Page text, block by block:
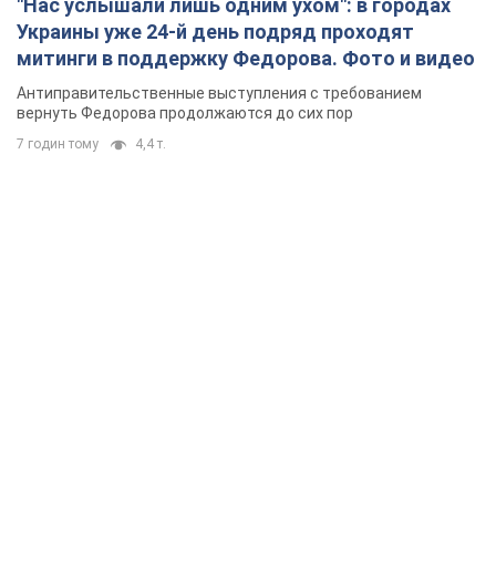
Украины уже 24-й день подряд проходят
митинги в поддержку Федорова. Фото и видео
Антиправительственные выступления с требованием
вернуть Федорова продолжаются до сих пор
7 годин тому 4,4 т.